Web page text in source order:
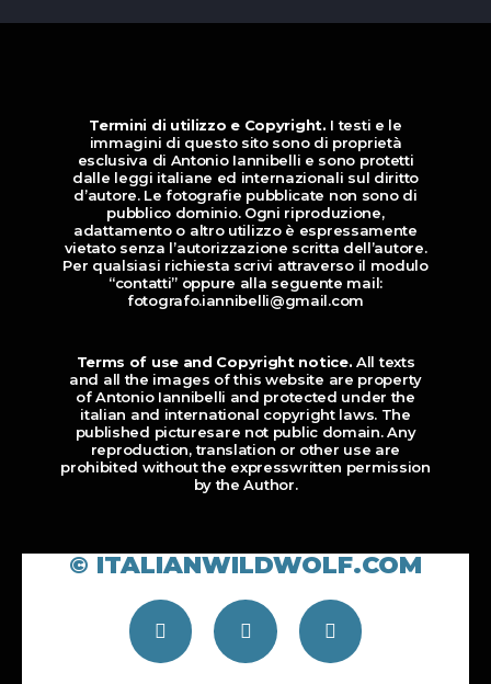
Termini di utilizzo e Copyright. I testi e le
immagini di questo sito sono di proprietà
esclusiva di Antonio Iannibelli e sono protetti
dalle leggi italiane ed internazionali sul diritto
d’autore. Le fotografie pubblicate non sono di
pubblico dominio. Ogni riproduzione,
adattamento o altro utilizzo è espressamente
vietato senza l’autorizzazione scritta dell’autore.
Per qualsiasi richiesta scrivi attraverso il modulo
“contatti” oppure alla seguente mail:
fotografo.iannibelli@gmail.com
Terms of use and Copyright notice. All texts
and all the images of this website are property
of Antonio Iannibelli and protected under the
italian and international copyright laws. The
published picturesare not public domain. Any
reproduction, translation or other use are
prohibited without the expresswritten permission
by the Author.
© ITALIANWILDWOLF.COM